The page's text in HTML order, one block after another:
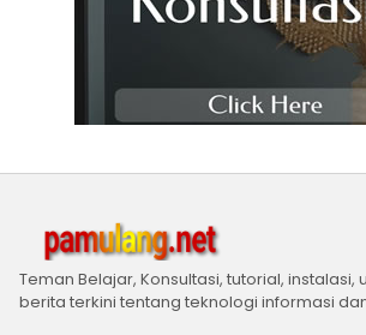
Teman Belajar, Konsultasi, tutorial, instalasi,
berita terkini tentang teknologi informasi